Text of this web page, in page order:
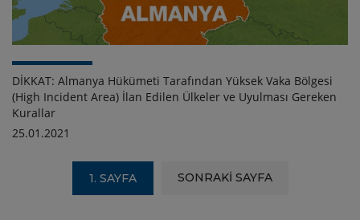
DİKKAT: Almanya Hükümeti Tarafından Yüksek Vaka Bölgesi
(High Incident Area) İlan Edilen Ülkeler ve Uyulması Gereken
Kurallar
25.01.2021
1. SAYFA SONRAKİ SAYFA